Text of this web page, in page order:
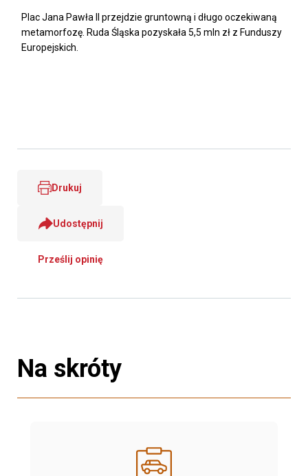
Plac Jana Pawła II przejdzie gruntowną i długo oczekiwaną
metamorfozę. Ruda Śląska pozyskała 5,5 mln zł z Funduszy
Europejskich.
Drukuj
Udostępnij
Prześlij opinię
Na skróty